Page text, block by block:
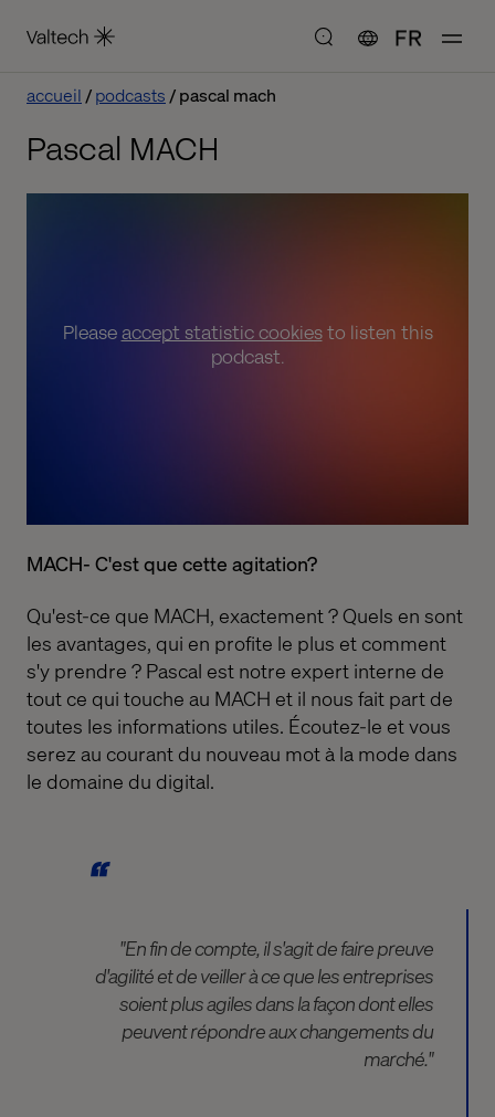
FR
accueil podcasts pascal mach
Pascal MACH
Pleaseaccept statistic cookiesto listen this
podcast.
MACH- C'est que cette agitation?
Qu'est-ce que MACH, exactement ? Quels en sont
les avantages, qui en profite le plus et comment
s'y prendre ? Pascal est notre expert interne de
tout ce qui touche au MACH et il nous fait part de
toutes les informations utiles. Écoutez-le et vous
serez au courant du nouveau mot à la mode dans
le domaine du digital.
"En fin de compte, il s'agit de faire preuve
d'agilité et de veiller à ce que les entreprises
soient plus agiles dans la façon dont elles
peuvent répondre aux changements du
marché."